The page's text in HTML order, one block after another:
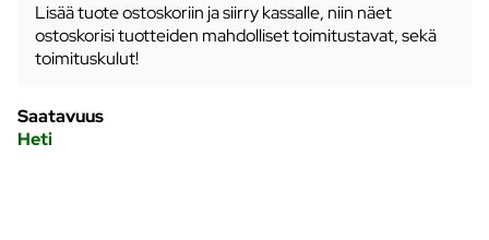
Lisää tuote ostoskoriin ja siirry kassalle, niin näet
ostoskorisi tuotteiden mahdolliset toimitustavat, sekä
toimituskulut!
Saatavuus
Heti